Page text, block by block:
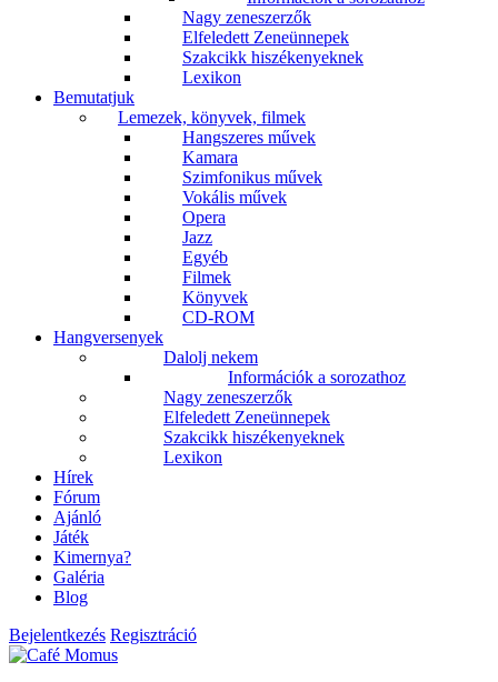
Nagy zeneszerzők
Elfeledett Zeneünnepek
Szakcikk hiszékenyeknek
Lexikon
Bemutatjuk
Lemezek, könyvek, filmek
Hangszeres művek
Kamara
Szimfonikus művek
Vokális művek
Opera
Jazz
Egyéb
Filmek
Könyvek
CD-ROM
Hangversenyek
Dalolj nekem
Információk a sorozathoz
Nagy zeneszerzők
Elfeledett Zeneünnepek
Szakcikk hiszékenyeknek
Lexikon
Hírek
Fórum
Ajánló
Játék
Kimernya?
Galéria
Blog
Bejelentkezés Regisztráció